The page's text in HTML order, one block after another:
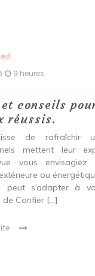
9 heures
conseils
réussis.
de rafraîchir
mettent leur
vous envisagiez
ou
peut s’adapter à
de Confier […]